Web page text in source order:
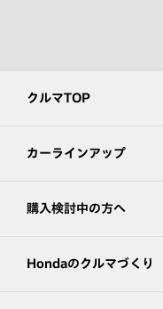
クルマTOP
カーラインアップ
購入検討中の方へ
Hondaのクルマづくり